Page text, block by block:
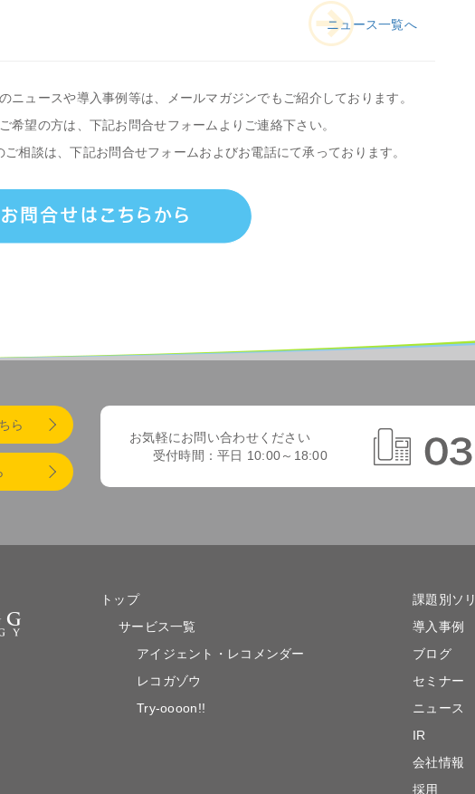
ニュース一覧へ
ニュースや導入事例等は、メールマガジンでもご紹介しております。
希望の方は、下記お問合せフォームよりご連絡下さい。
相談は、下記お問合せフォームおよびお電話にて承っております。
ら
お気軽にお問い合わせください
受付時間：平日 10:00～18:00
トップ
サービス一覧
アイジェント・レコメンダー
レコガゾウ
Try-oooon!!
課題別ソ
導入事例
ブログ
セミナー
ニュース
IR
会社情報
採用